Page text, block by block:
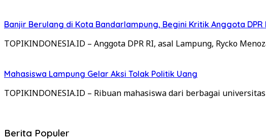
Banjir Berulang di Kota Bandarlampung, Begini Kritik Anggota DPR
TOPIKINDONESIA.ID – Anggota DPR RI, asal Lampung, Rycko
Mahasiswa Lampung Gelar Aksi Tolak Politik Uang
TOPIKINDONESIA.ID – Ribuan mahasiswa dari berbagai
Berita Populer